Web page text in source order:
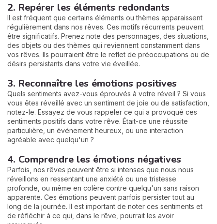
2. Repérer les éléments redondants
Il est fréquent que certains éléments ou thèmes apparaissent
régulièrement dans nos rêves. Ces motifs récurrents peuvent
être significatifs. Prenez note des personnages, des situations,
des objets ou des thèmes qui reviennent constamment dans
vos rêves. Ils pourraient être le reflet de préoccupations ou de
désirs persistants dans votre vie éveillée.
3. Reconnaître les émotions positives
Quels sentiments avez-vous éprouvés à votre réveil ? Si vous
vous êtes réveillé avec un sentiment de joie ou de satisfaction,
notez-le. Essayez de vous rappeler ce qui a provoqué ces
sentiments positifs dans votre rêve. Était-ce une réussite
particulière, un événement heureux, ou une interaction
agréable avec quelqu'un ?
4. Comprendre les émotions négatives
Parfois, nos rêves peuvent être si intenses que nous nous
réveillons en ressentant une anxiété ou une tristesse
profonde, ou même en colère contre quelqu'un sans raison
apparente. Ces émotions peuvent parfois persister tout au
long de la journée. Il est important de noter ces sentiments et
de réfléchir à ce qui, dans le rêve, pourrait les avoir